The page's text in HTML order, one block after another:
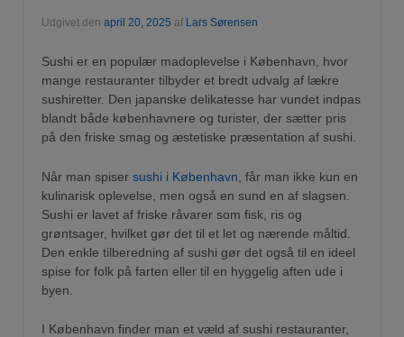
Udgivet den april 20, 2025 af Lars Sørensen
Sushi er en populær madoplevelse i København, hvor
mange restauranter tilbyder et bredt udvalg af lækre
sushiretter. Den japanske delikatesse har vundet indpas
blandt både københavnere og turister, der sætter pris
på den friske smag og æstetiske præsentation af sushi.
Når man spiser sushi i København , får man ikke kun en
kulinarisk oplevelse, men også en sund en af slagsen.
Sushi er lavet af friske råvarer som fisk, ris og
grøntsager, hvilket gør det til et let og nærende måltid.
Den enkle tilberedning af sushi gør det også til en ideel
spise for folk på farten eller til en hyggelig aften ude i
byen.
I København finder man et væld af sushi restauranter,